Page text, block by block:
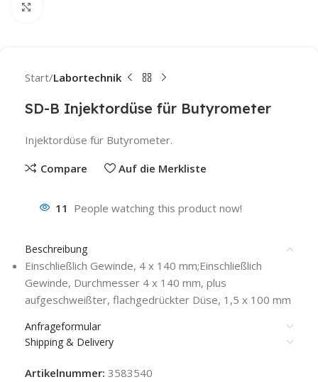
Start Labortechnik
SD-B Injektordüse für Butyrometer
Injektordüse für Butyrometer.
Compare
Auf die Merkliste
11 People watching this product now!
Beschreibung
Einschließlich Gewinde, 4 x 140 mm;Einschließlich
Gewinde, Durchmesser 4 x 140 mm, plus
aufgeschweißter, flachgedrückter Düse, 1,5 x 100 mm
Anfrageformular
Shipping & Delivery
Artikelnummer: 3583540